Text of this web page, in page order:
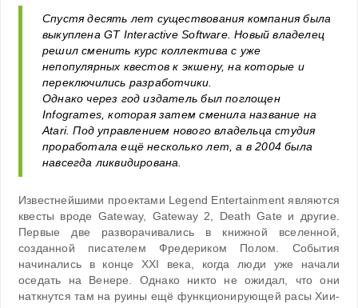
Спустя десять лет существования компания была
выкуплена GT Interactive Software. Новый владелец
решил сменить курс коллектива с уже
непопулярных квестов к экшену, на которые и
переключились разработчики.
Однако через год издатель был поглощен
Infogrames, которая затем сменила название на
Atari. Под управлением нового владельца студия
проработала ещё несколько лет, а в 2004 была
навсегда ликвидирована.
Известнейшими проектами Legend Entertainment являются
квесты вроде Gateway, Gateway 2, Death Gate и другие.
Первые две разворачивались в книжной вселенной,
созданной писателем Фредериком Полом. События
начинались в конце XXI века, когда люди уже начали
оседать на Венере. Однако никто не ожидал, что они
наткнутся там на руины ещё функционирующей расы Хии-